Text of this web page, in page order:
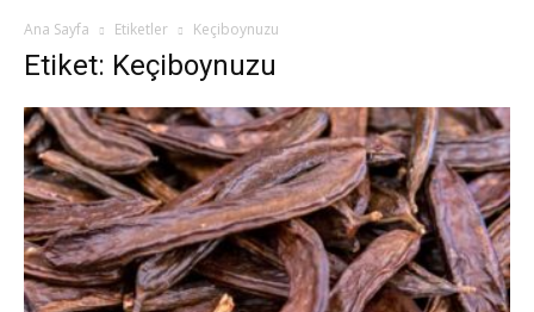
Ana Sayfa Etiketler Keçiboynuzu
Etiket: Keçiboynuzu